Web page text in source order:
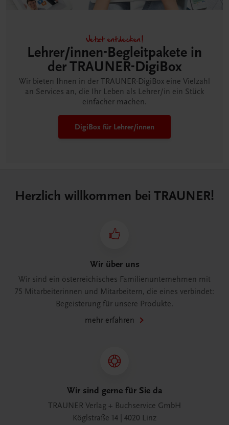
Jetzt entdecken!
Lehrer/innen-Begleitpakete in
der TRAUNER-DigiBox
Wir bieten Ihnen in der TRAUNER-DigiBox eine Vielzahl
an Services an, die Ihr Leben als Lehrer/in ein Stück
einfacher machen.
DigiBox für Lehrer/innen
Herzlich willkommen bei TRAUNER!
Wir über uns
Wir sind ein österreichisches Familienunternehmen mit
75 Mitarbeiterinnen und Mitarbeitern, die eines verbindet:
Begeisterung für unsere Produkte.
mehr erfahren
Wir sind gerne für Sie da
TRAUNER Verlag + Buchservice GmbH
Köglstraße 14 | 4020 Linz